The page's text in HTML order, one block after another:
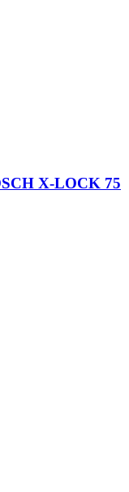
X-LOCK 75